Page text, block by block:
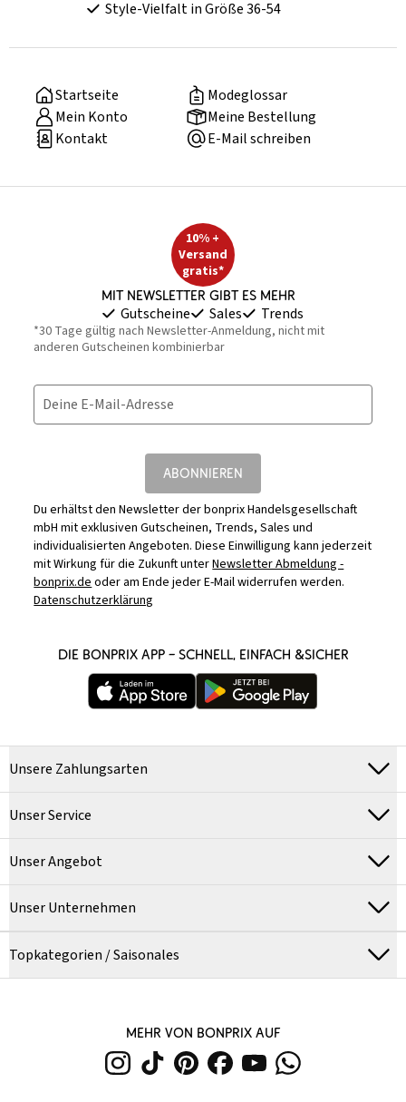
Style-Vielfalt in Größe 36-54
Startseite
Modeglossar
Mein Konto
Meine Bestellung
Kontakt
E-Mail schreiben
10% +
Versand
gratis*
Mit Newsletter gibt es mehr
Gutscheine Sales Trends
*30 Tage gültig nach Newsletter-Anmeldung, nicht mit
anderen Gutscheinen kombinierbar
Deine E-Mail-Adresse
ABONNIEREN
Du erhältst den Newsletter der bonprix Handelsgesellschaft
mbH mit exklusiven Gutscheinen, Trends, Sales und
individualisierten Angeboten. Diese Einwilligung kann jederzeit
mit Wirkung für die Zukunft unterNewsletter Abmeldung -
bonprix.deoder am Ende jeder E-Mail widerrufen werden.
Datenschutzerklärung
DIE BONPRIX APP – SCHNELL, EINFACH &SICHER
Unsere Zahlungsarten
Unser Service
Unser Angebot
Unser Unternehmen
Topkategorien / Saisonales
MEHR VON BONPRIX AUF